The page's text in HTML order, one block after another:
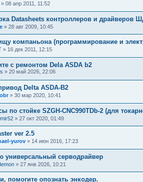
» 08 апр 2011, 11:52
Datasheets контроллеров и драйверов
» 28 авг 2009, 10:45
компаньона (программирование и
» 16 дек 2011, 12:15
с ремонтом Dela ASDA b2
» 20 май 2026, 22:06
Delta ASDA-B2
» 30 мар 2020, 10:41
по стойке SZGH-CNC990TDb-2 (для
» 27 окт 2020, 01:49
ver 2.5
yurov » 14 июн 2016, 17:23
универсальный серводрайвер
» 27 янв 2026, 10:21
помогите опознать энкодер.